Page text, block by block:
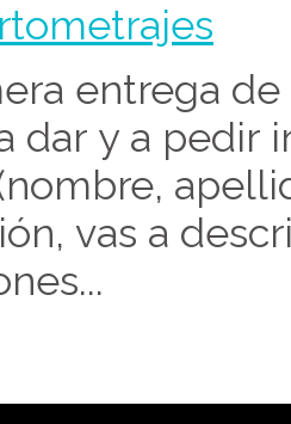
entrega de
dar y a pedir
vas a